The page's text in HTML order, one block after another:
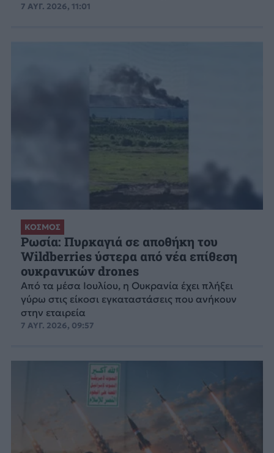
7 ΑΥΓ. 2026, 11:01
ΚΟΣΜΟΣ
Ρωσία: Πυρκαγιά σε αποθήκη του
Wildberries ύστερα από νέα επίθεση
ουκρανικών drones
Από τα μέσα Ιουλίου, η Ουκρανία έχει πλήξει
γύρω στις είκοσι εγκαταστάσεις που ανήκουν
στην εταιρεία
7 ΑΥΓ. 2026, 09:57